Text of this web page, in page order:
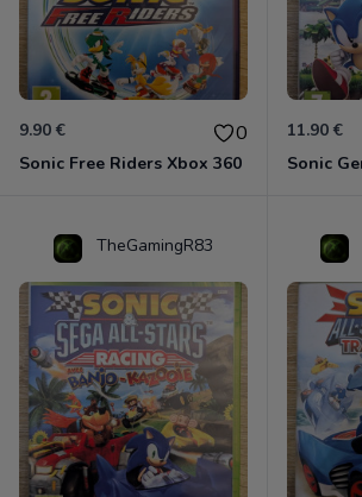
9.90 € 0
Sonic Free Riders Xbox 360
11.90 €
TheGamingR83